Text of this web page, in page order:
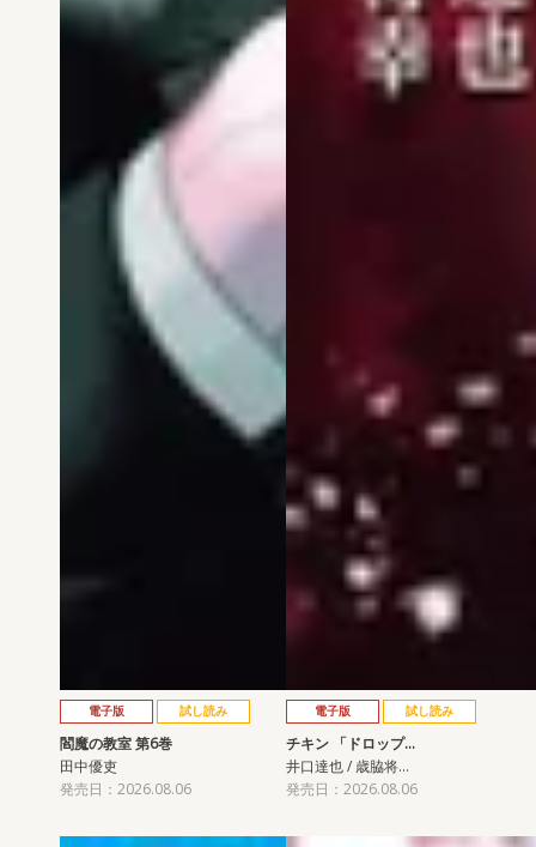
電子版 試し読み
閻魔の教室 第6巻
田中優吏
発売日：2026.08.06
電子版 試し読み
チキン 「ドロップ…
井口達也 / 歳脇将…
発売日：2026.08.06